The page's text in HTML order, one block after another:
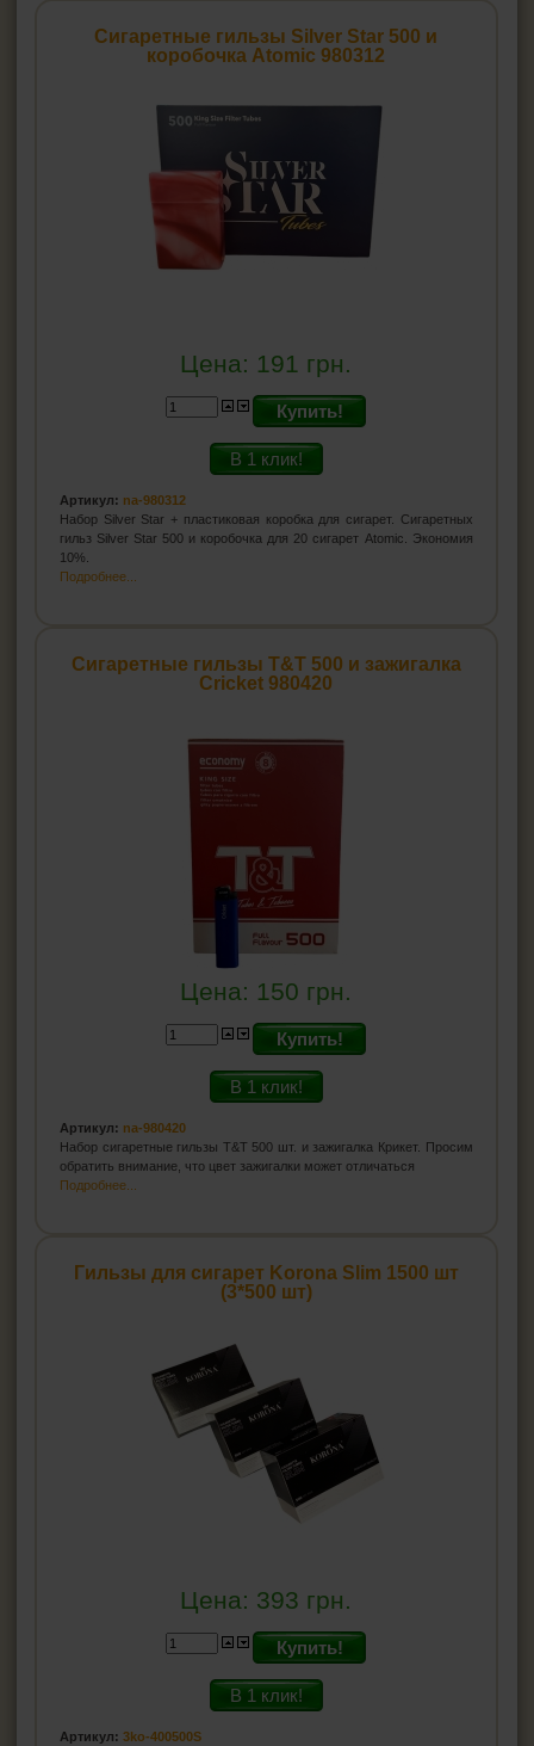
Сигаретные гильзы Silver Star 500 и
коробочка Atomic 980312
Цена: 191 грн.
Купить!
В 1 клик!
Артикул: na-980312
Набор Silver Star + пластиковая коробка для сигарет. Сигаретных
гильз Silver Star 500 и коробочка для 20 сигарет Atomic. Экономия
10%.
Подробнее...
Сигаретные гильзы T&T 500 и зажигалка
Cricket 980420
Цена: 150 грн.
Купить!
В 1 клик!
Артикул: na-980420
Набор сигаретные гильзы T&T 500 шт. и зажигалка Крикет. Просим
обратить внимание, что цвет зажигалки может отличаться
Подробнее...
Гильзы для сигарет Korona Slim 1500 шт
(3*500 шт)
Цена: 393 грн.
Купить!
В 1 клик!
Артикул: 3ko-400500S
MORENO
MAXI GOLD
Mascotte
Машинки для самокруток
Машинки для резки табака
ЗАЖИГАЛКИ
ПЕПЕЛЬНИЦЫ
КАЛЬЯНЫ И ВСЁ ДЛЯ НИХ